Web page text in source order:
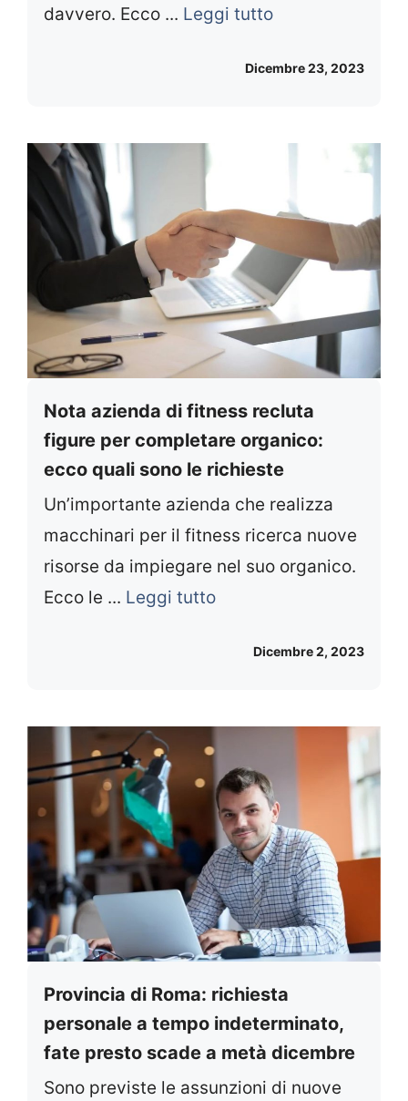
davvero. Ecco ... Leggi tutto
Dicembre 23, 2023
Nota azienda di fitness recluta
figure per completare organico:
ecco quali sono le richieste
Un’importante azienda che realizza
macchinari per il fitness ricerca nuove
risorse da impiegare nel suo organico.
Ecco le ... Leggi tutto
Dicembre 2, 2023
Provincia di Roma: richiesta
personale a tempo indeterminato,
fate presto scade a metà dicembre
Sono previste le assunzioni di nuove